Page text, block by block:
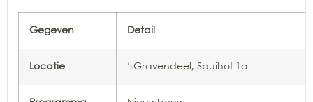
Gegeven Detail
Locatie ‘sGravendeel, Spuihof 1a